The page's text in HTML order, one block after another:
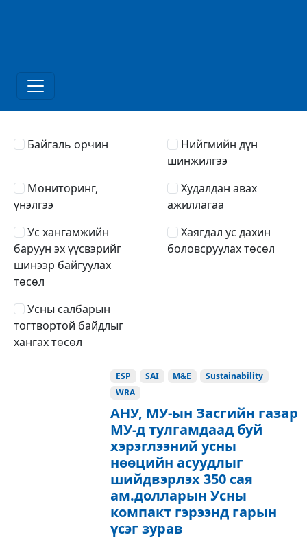
Байгаль орчин
Нийгмийн дүн
шинжилгээ
Мониторинг,
үнэлгээ
Худалдан авах
ажиллагаа
Ус хангамжийн
баруун эх үүсвэрийг
шинээр байгуулах
төсөл
Хаягдал ус дахин
боловсруулах төсөл
Усны салбарын
тогтвортой байдлыг
хангах төсөл
ESP SAI M&E
Sustainability
WRA
АНУ, МУ-ын Засгийн газар
МУ-д тулгамдаад буй
хэрэглээний усны
нөөцийн асуудлыг
шийдвэрлэх 350 сая
ам.долларын Усны
компакт гэрээнд гарын
үсэг зурав